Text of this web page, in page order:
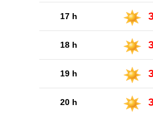
17 h
18 h
19 h
20 h